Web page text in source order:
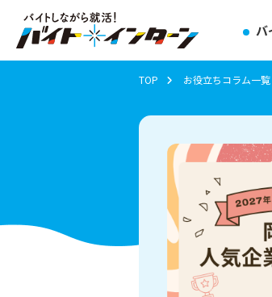
バ
TOP お役立ちコラム一覧